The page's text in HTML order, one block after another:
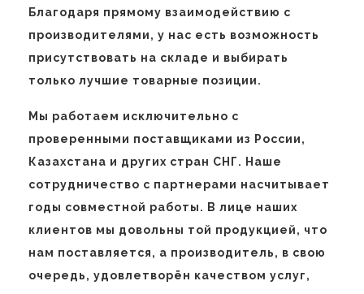
Благодаря прямому взаимодействию с
производителями, у нас есть возможность
присутствовать на складе и выбирать
только лучшие товарные позиции.
Мы работаем исключительно с
проверенными поставщиками из России,
Казахстана и других стран СНГ. Наше
сотрудничество с партнерами насчитывает
годы совместной работы. В лице наших
клиентов мы довольны той продукцией, что
нам поставляется, а производитель, в свою
очередь, удовлетворён качеством услуг,